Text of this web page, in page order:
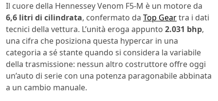
Il cuore della Hennessey Venom F5-M è un motore da
6,6 litri di cilindrata, confermato da Top Geartra i dati
tecnici della vettura. L’unità eroga appunto 2.031 bhp,
una cifra che posiziona questa hypercar in una
categoria a sé stante quando si considera la variabile
della trasmissione: nessun altro costruttore offre oggi
un’auto di serie con una potenza paragonabile abbinata
a un cambio manuale.